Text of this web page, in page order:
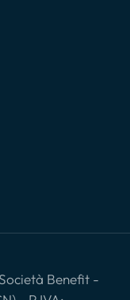
Benefit -